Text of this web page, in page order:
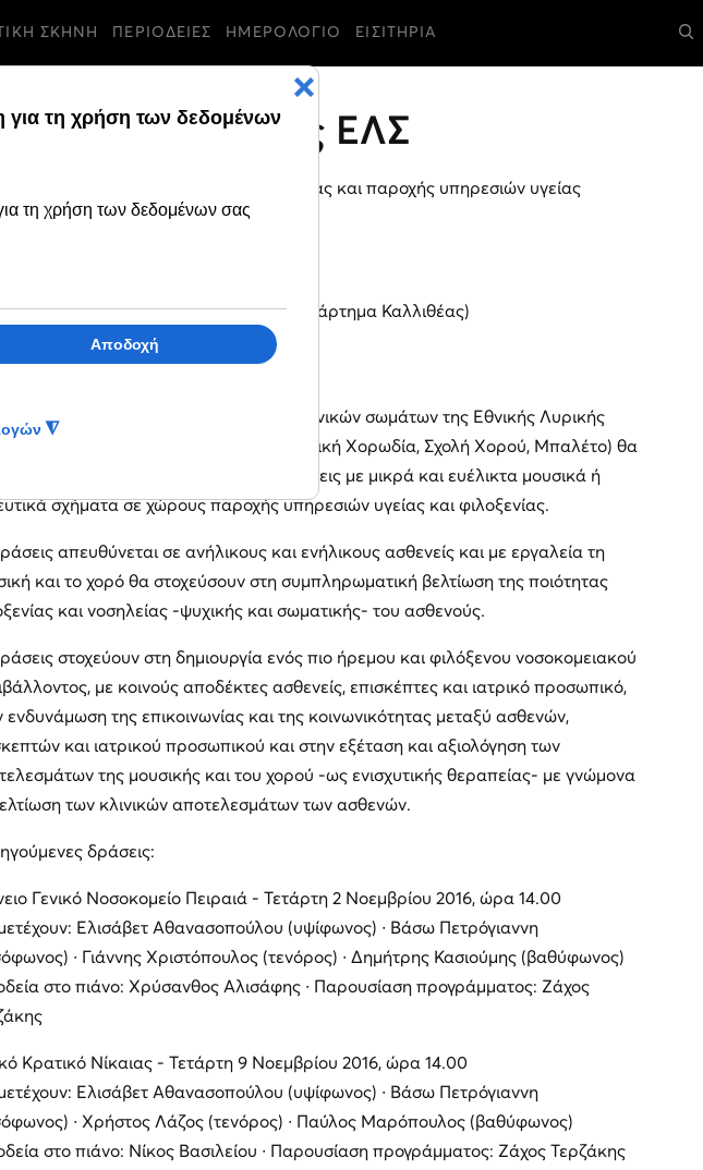
ΣΚΗΝΗ ΠΕΡΙΟΔΕΙΕΣ ΗΜΕΡΟΛΟΓΙΟ ΕΙΣΙΤΗΡΙΑ
Δράσεις ΕΛΣ
παραστάσεις σε χώρους φιλοξενίας και παροχής υπηρεσιών υγείας
Μάιο του 2017
Παίδων Αγλαΐας Κυριακού (Παράρτημα Καλλιθέας)
Γενικό Νοσοκομείο Αεροπορίας
συνεργασία μελών όλων των καλλιτεχνικών σωμάτων της Εθνικής Λυρικής
(Ορχήστρα, Χορωδία, Μονωδοί, Παιδική Χορωδία, Σχολή Χορού, Μπαλέτο) θα
συναυλίες και παραστάσεις με μικρά και ευέλικτα μουσικά ή
σχήματα σε χώρους παροχής υπηρεσιών υγείας και φιλοξενίας.
απευθύνεται σε ανήλικους και ενήλικους ασθενείς και με εργαλεία τη
και το χορό θα στοχεύσουν στη συμπληρωματική βελτίωση της ποιότητας
και νοσηλείας -ψυχικής και σωματικής- του ασθενούς.
στοχεύουν στη δημιουργία ενός πιο ήρεμου και φιλόξενου νοσοκομειακού
με κοινούς αποδέκτες ασθενείς, επισκέπτες και ιατρικό προσωπικό,
ενδυνάμωση της επικοινωνίας και της κοινωνικότητας μεταξύ ασθενών,
και ιατρικού προσωπικού και στην εξέταση και αξιολόγηση των
της μουσικής και του χορού -ως ενισχυτικής θεραπείας- με γνώμονα
των κλινικών αποτελεσμάτων των ασθενών.
δράσεις:
Γενικό Νοσοκομείο Πειραιά - Τετάρτη 2 Νοεμβρίου 2016, ώρα 14.00
Ελισάβετ Αθανασοπούλου (υψίφωνος) ∙ Βάσω Πετρόγιαννη
∙ Γιάννης Χριστόπουλος (τενόρος) ∙ Δημήτρης Κασιούμης (βαθύφωνος)
στο πιάνο: Χρύσανθος Αλισάφης ∙ Παρουσίαση προγράμματος: Ζάχος
Κρατικό Νίκαιας - Τετάρτη 9 Νοεμβρίου 2016, ώρα 14.00
Ελισάβετ Αθανασοπούλου (υψίφωνος) ∙ Βάσω Πετρόγιαννη
∙ Χρήστος Λάζος (τενόρος) ∙ Παύλος Μαρόπουλος (βαθύφωνος)
στο πιάνο: Νίκος Βασιλείου ∙ Παρουσίαση προγράμματος: Ζάχος Τερζάκης